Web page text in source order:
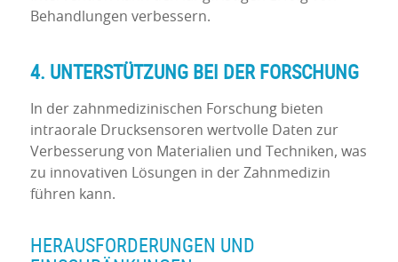
Behandlungen verbessern.
4. UNTERSTÜTZUNG BEI DER FORSCHUNG
In der zahnmedizinischen Forschung bieten
intraorale Drucksensoren wertvolle Daten zur
Verbesserung von Materialien und Techniken, was
zu innovativen Lösungen in der Zahnmedizin
führen kann.
HERAUSFORDERUNGEN UND